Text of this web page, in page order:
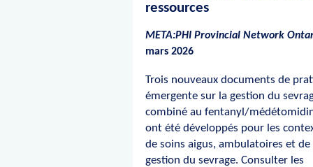
ressources
META:PHI Provincial Network
mars 2026
Trois nouveaux documents de
émergente sur la gestion du
combiné au fentanyl/
ont été développés pour les
de soins aigus, ambulatoires et de
gestion du sevrage. Consulter les